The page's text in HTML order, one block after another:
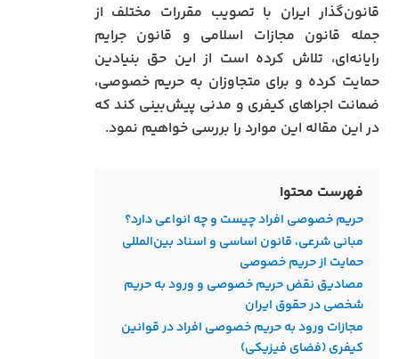
قانون‌گذار ایران با تصویب مقررات مختلف از
جمله قانون مجازات اسلامی و قانون جرایم
رایانه‌ای، تلاش کرده است از این حق بنیادین
حمایت کرده و برای متجاوزان به حریم خصوصی،
ضمانت اجراهای کیفری و مدنی پیش‌بینی کند که
در این مقاله این موارد را بررسی خواهیم نمود.
فهرست محتوا
حریم خصوصی افراد چیست و چه انواعی دارد؟
مبانی شرعی، قانون اساسی و اسناد بین‌المللی
حمایت از حریم خصوصی
مصادیق نقض حریم خصوصی و ورود به حریم
شخصی در حقوق ایران
مجازات ورود به حریم خصوصی افراد در قوانین
کیفری (فضای فیزیکی)